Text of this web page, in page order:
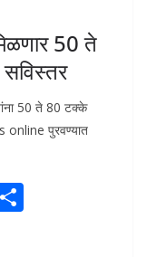
50 ते
50 ते 80 टक्के
online पुरवण्यात